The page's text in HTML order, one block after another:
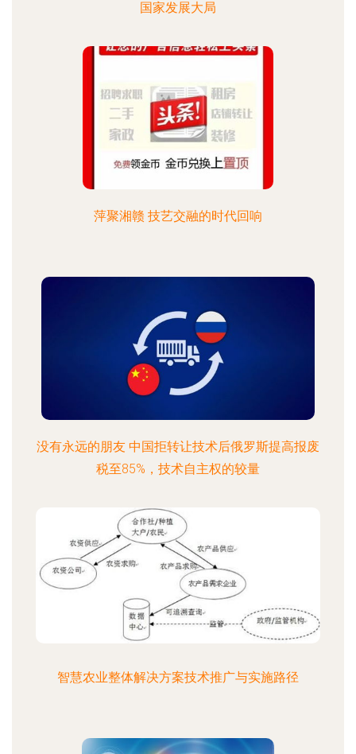
国家发展大局
萍聚湘赣 技艺交融的时代回响
没有永远的朋友 中国拒转让技术后俄罗斯提高报废
税至85%，技术自主权的较量
智慧农业整体解决方案技术推广与实施路径